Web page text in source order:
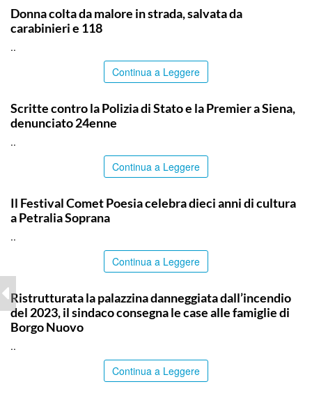
Donna colta da malore in strada, salvata da
carabinieri e 118
..
Continua a Leggere
Scritte contro la Polizia di Stato e la Premier a Siena,
denunciato 24enne
..
Continua a Leggere
Il Festival Comet Poesia celebra dieci anni di cultura
a Petralia Soprana
..
Continua a Leggere
PALERMO
Ristrutturata la palazzina danneggiata dall’incendio
del 2023, il sindaco consegna le case alle famiglie di
Borgo Nuovo
..
Continua a Leggere